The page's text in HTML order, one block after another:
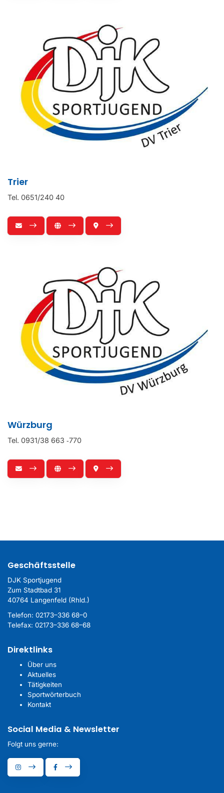
Trier
Tel. 0651/240 40
Würzburg
Tel. 0931/38 663 ‑770
Geschäftsstelle
DJK Sportjugend
Zum Stadtbad 31
40764 Langenfeld (Rhld.)
Telefon: 02173–336 68–0
Telefax: 02173–336 68–68
Direktlinks
Über uns
Aktuelles
Tätigkeiten
Sportwörterbuch
Kontakt
Social Media & Newsletter
Folgt uns gerne: